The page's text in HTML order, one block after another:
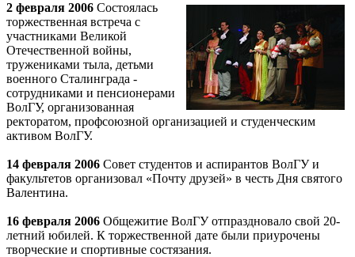
2 февраля 2006 Состоялась
торжественная встреча с
участниками Великой
Отечественной войны,
тружениками тыла, детьми
военного Сталинграда -
сотрудниками и пенсионерами
ВолГУ, организованная
ректоратом, профсоюзной организацией и студенческим
активом ВолГУ.
14 февраля 2006 Совет студентов и аспирантов ВолГУ и
факультетов организовал «Почту друзей» в честь Дня святого
Валентина.
16 февраля 2006 Общежитие ВолГУ отпраздновало свой 20-
летний юбилей. К торжественной дате были приурочены
творческие и спортивные состязания.